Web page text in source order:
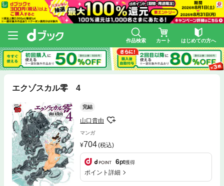
作品検索 カート はじめての方へ
エクゾスカル零 4
完結
山口貴由
マンガ
704(税込)
6pt獲得
ポイント詳細